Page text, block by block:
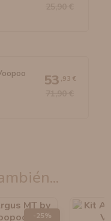
53 ,93 €
-25%